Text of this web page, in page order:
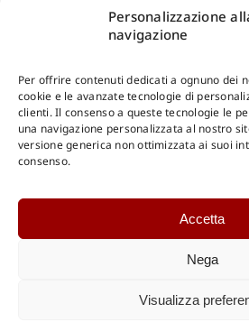
Personalizzazione
navigazione
Per offrire contenuti dedicati a ognuno dei
cookie e le avanzate tecnologie di
clienti. Il consenso a queste tecnologie le
una navigazione personalizzata al nostro
versione generica non ottimizzata ai suoi
consenso.
Accetta
Nega
Visualizza
Shop Gangemi Editore-Pagamenti
DOWNLOAD
Catalogo